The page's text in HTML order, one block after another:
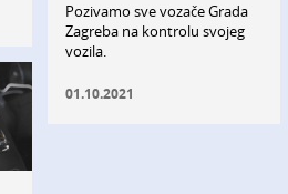
Pozivamo sve vozače Grada
Zagreba na kontrolu svojeg
vozila.
01.10.2021